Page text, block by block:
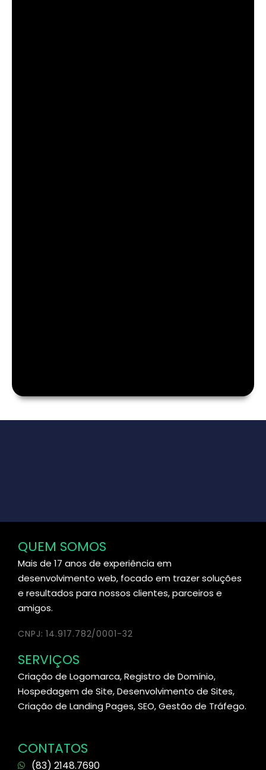
QUEM SOMOS
Mais de 17 anos de experiência em
desenvolvimento web, focado em trazer soluções
e resultados para nossos clientes, parceiros e
amigos.
CNPJ: 14.917.782/0001-32
SERVIÇOS
Criação de Logomarca, Registro de Domínio,
Hospedagem de Site, Desenvolvimento de Sites,
Criação de Landing Pages, SEO, Gestão de Tráfego.
CONTATOS
(83) 2148.7690